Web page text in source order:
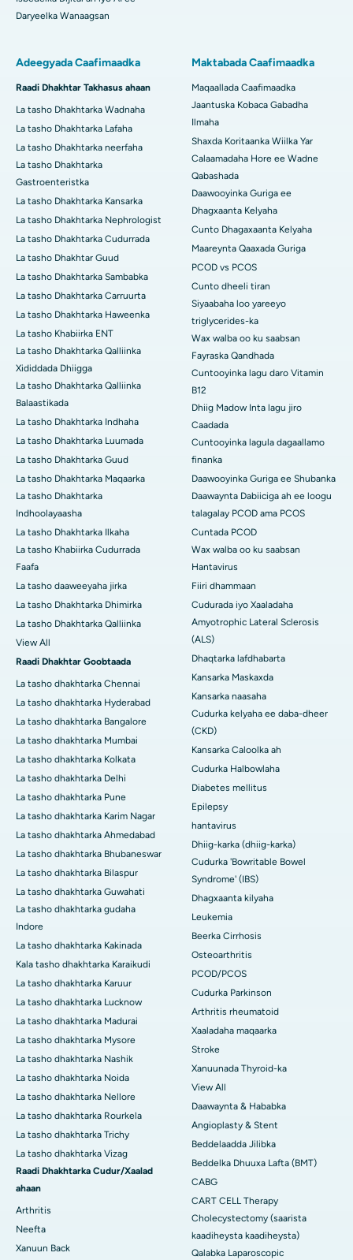
Daryeelka Wanaagsan
Adeegyada Caafimaadka
Raadi Dhakhtar Takhasus ahaan
La tasho Dhakhtarka Wadnaha
La tasho Dhakhtarka Lafaha
La tasho Dhakhtarka neerfaha
La tasho Dhakhtarka
Gastroenteristka
La tasho Dhakhtarka Kansarka
La tasho Dhakhtarka Nephrologist
La tasho Dhakhtarka Cudurrada
La tasho Dhakhtar Guud
La tasho Dhakhtarka Sambabka
La tasho Dhakhtarka Carruurta
La tasho Dhakhtarka Haweenka
La tasho Khabiirka ENT
La tasho Dhakhtarka Qalliinka
Xididdada Dhiigga
La tasho Dhakhtarka Qalliinka
Balaastikada
La tasho Dhakhtarka Indhaha
La tasho Dhakhtarka Luumada
La tasho Dhakhtarka Guud
La tasho Dhakhtarka Maqaarka
La tasho Dhakhtarka
Indhoolayaasha
La tasho Dhakhtarka Ilkaha
La tasho Khabiirka Cudurrada
Faafa
La tasho daaweeyaha jirka
La tasho Dhakhtarka Dhimirka
La tasho Dhakhtarka Qalliinka
View All
Raadi Dhakhtar Goobtaada
La tasho dhakhtarka Chennai
La tasho dhakhtarka Hyderabad
La tasho dhakhtarka Bangalore
La tasho dhakhtarka Mumbai
La tasho dhakhtarka Kolkata
La tasho dhakhtarka Delhi
La tasho dhakhtarka Pune
La tasho dhakhtarka Karim Nagar
La tasho dhakhtarka Ahmedabad
La tasho dhakhtarka Bhubaneswar
La tasho dhakhtarka Bilaspur
La tasho dhakhtarka Guwahati
La tasho dhakhtarka gudaha
Indore
La tasho dhakhtarka Kakinada
Kala tasho dhakhtarka Karaikudi
La tasho dhakhtarka Karuur
La tasho dhakhtarka Lucknow
La tasho dhakhtarka Madurai
La tasho dhakhtarka Mysore
La tasho dhakhtarka Nashik
La tasho dhakhtarka Noida
La tasho dhakhtarka Nellore
La tasho dhakhtarka Rourkela
La tasho dhakhtarka Trichy
La tasho dhakhtarka Vizag
Raadi Dhakhtarka Cudur/Xaalad
ahaan
Arthritis
Neefta
Xanuun Back
Maktabada Caafimaadka
Maqaallada Caafimaadka
Jaantuska Kobaca Gabadha
Ilmaha
Shaxda Koritaanka Wiilka Yar
Calaamadaha Hore ee Wadne
Qabashada
Daawooyinka Guriga ee
Dhagxaanta Kelyaha
Cunto Dhagaxaanta Kelyaha
Maareynta Qaaxada Guriga
PCOD vs PCOS
Cunto dheeli tiran
Siyaabaha loo yareeyo
triglycerides-ka
Wax walba oo ku saabsan
Fayraska Qandhada
Cuntooyinka lagu daro Vitamin
B12
Dhiig Madow Inta lagu jiro
Caadada
Cuntooyinka lagula dagaallamo
finanka
Daawooyinka Guriga ee Shubanka
Daawaynta Dabiiciga ah ee loogu
talagalay PCOD ama PCOS
Cuntada PCOD
Wax walba oo ku saabsan
Hantavirus
Fiiri dhammaan
Cudurada iyo Xaaladaha
Amyotrophic Lateral Sclerosis
(ALS)
Dhaqtarka lafdhabarta
Kansarka Maskaxda
Kansarka naasaha
Cudurka kelyaha ee daba-dheer
(CKD)
Kansarka Caloolka ah
Cudurka Halbowlaha
Diabetes mellitus
Epilepsy
hantavirus
Dhiig-karka (dhiig-karka)
Cudurka 'Bowritable Bowel
Syndrome' (IBS)
Dhagxaanta kilyaha
Leukemia
Beerka Cirrhosis
Osteoarthritis
PCOD/PCOS
Cudurka Parkinson
Arthritis rheumatoid
Xaaladaha maqaarka
Stroke
Xanuunada Thyroid-ka
View All
Daawaynta & Hababka
Angioplasty & Stent
Beddelaadda Jilibka
Beddelka Dhuuxa Lafta (BMT)
CABG
CART CELL Therapy
Cholecystectomy (saarista
kaadiheysta kaadiheysta)
Qalabka Laparoscopic